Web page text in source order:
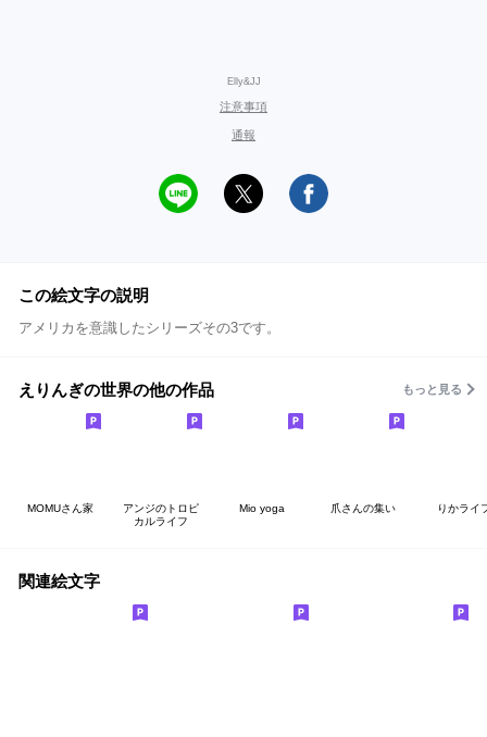
Elly&JJ
注意事項
通報
この絵文字の説明
アメリカを意識したシリーズその3です。
えりんぎの世界の他の作品 もっと見る
MOMUさん家
アンジのトロピ
カルライフ
Mio yoga 爪さんの集い りかライ
関連絵文字